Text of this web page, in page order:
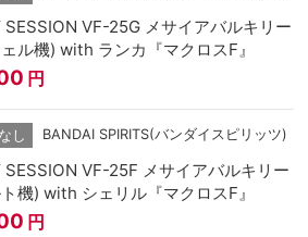
SESSION VF-25G メサイアバルキリー
ル機) with ランカ『マクロスF』
円
し BANDAI SPIRITS(バンダイスピリッツ)
SESSION VF-25F メサイアバルキリー
機) with シェリル『マクロスF』
円